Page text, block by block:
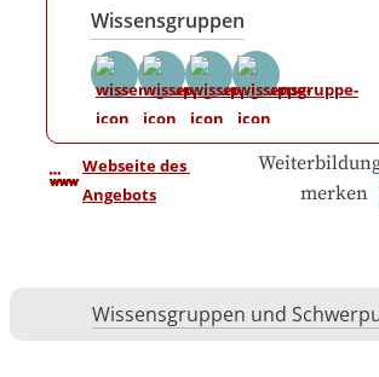
Wissensgruppen
Webseite des
Angebots
merken
Wissensgruppen und